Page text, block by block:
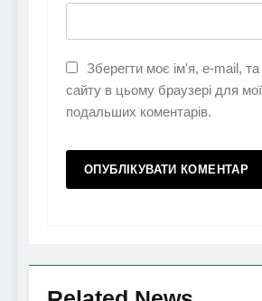
Зберегти моє ім'я, e-mail,
сайту в цьому браузері для
подальших коментарів.